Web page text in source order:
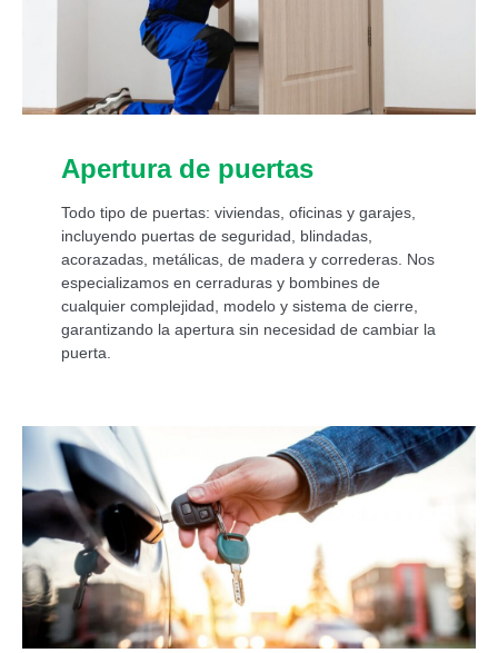
Apertura de puertas
Todo tipo de puertas: viviendas, oficinas y garajes,
incluyendo puertas de seguridad, blindadas,
acorazadas, metálicas, de madera y correderas. Nos
especializamos en cerraduras y bombines de
cualquier complejidad, modelo y sistema de cierre,
garantizando la apertura sin necesidad de cambiar la
puerta.